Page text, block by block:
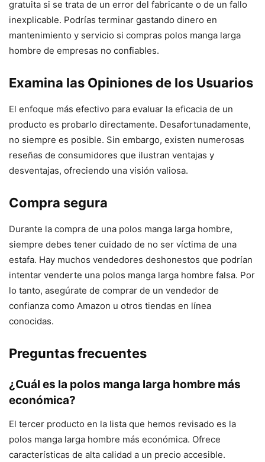
gratuita si se trata de un error del fabricante o de un fallo
inexplicable. Podrías terminar gastando dinero en
mantenimiento y servicio si compras polos manga larga
hombre de empresas no confiables.
Examina las Opiniones de los Usuarios
El enfoque más efectivo para evaluar la eficacia de un
producto es probarlo directamente. Desafortunadamente,
no siempre es posible. Sin embargo, existen numerosas
reseñas de consumidores que ilustran ventajas y
desventajas, ofreciendo una visión valiosa.
Compra segura
Durante la compra de una polos manga larga hombre,
siempre debes tener cuidado de no ser víctima de una
estafa. Hay muchos vendedores deshonestos que podrían
intentar venderte una polos manga larga hombre falsa. Por
lo tanto, asegúrate de comprar de un vendedor de
confianza como Amazon u otros tiendas en línea
conocidas.
Preguntas frecuentes
¿Cuál es la polos manga larga hombre más
económica?
El tercer producto en la lista que hemos revisado es la
polos manga larga hombre más económica. Ofrece
características de alta calidad a un precio accesible.